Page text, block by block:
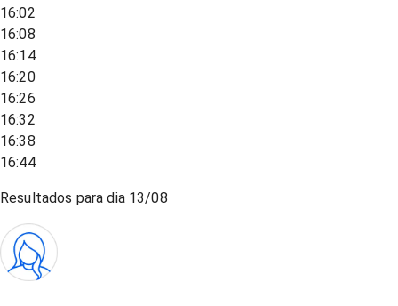
16:02
16:08
16:14
16:20
16:26
16:32
16:38
16:44
Resultados para dia 13/08